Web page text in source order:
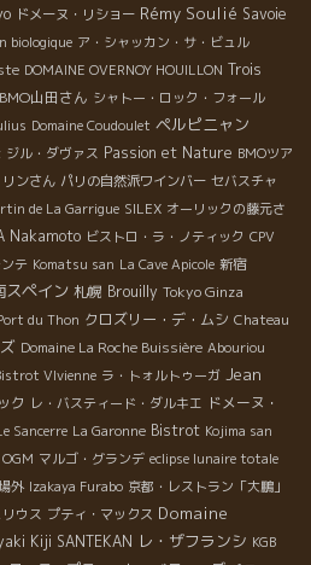
ドメーヌ・リショー Rémy Soulié Savoie
biologique ア・シャッカン・サ・ビュル
DOMAINE OVERNOY HOUILLON Trois
BMO山田さん シャトー・ロック・フォール
Domaine Coudoulet ペルピニャン
ジル・ダヴァス Passion et Nature BMOツア
ンさん パリの自然派ワインバー セバスチャ
de La Garrigue SILEX オーリックの藤元さ
Nakamoto ビストロ・ラ・ノティック CPV
テ Komatsu san La Cave Apicole 新宿
スペイン 札幌 Brouilly Tokyo Ginza
du Thon クロズリー・デ・ムシ Chateau
Domaine La Roche Buissière Abouriou
VIvienne ラ・トォルトゥーガ Jean
ク レ・バスティード・ダルキエ ドメーヌ・
Sancerre La Garonne Bistrot Kojima san
OGM マルゴ・グランデ eclipse lunaire totale
外 Izakaya Furabo 京都・レストラン「大鵬」
ウス プティ・マックス Domaine
Kiji SANTEKAN レ・ザフランシ KGB